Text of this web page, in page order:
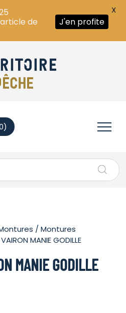
/Montures
MANIE GODILLE
MANIE GODILLE
de
J'en profite
X